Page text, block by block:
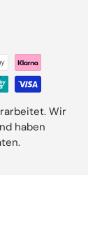
Wir
haben